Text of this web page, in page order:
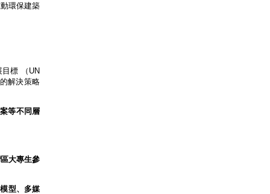
環保建築
目標 （UN
解決策略
等不同層
大專生參
型、多媒